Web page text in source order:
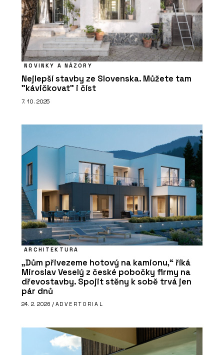
NOVINKY A NÁZORY
Nejlepší stavby ze Slovenska. Můžete tam
"kávičkovat" i číst
7. 10. 2025
ARCHITEKTURA
„Dům přivezeme hotový na kamionu,“ říká
Miroslav Veselý z české pobočky firmy na
dřevostavby. Spojit stěny k sobě trvá jen
pár dnů
24. 2. 2026 / ADVERTORIAL